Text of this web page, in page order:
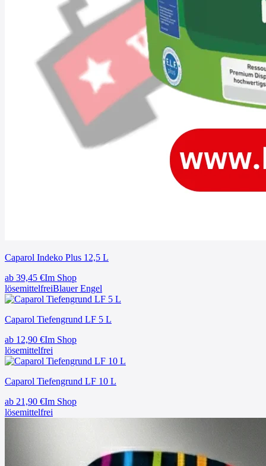
Caparol Indeko Plus 12,5 L
ab 39,45 €Im Shop
lösemittelfreiBlauer Engel
Caparol Tiefengrund LF 5 L
ab 12,90 €Im Shop
lösemittelfrei
Caparol Tiefengrund LF 10 L
ab 21,90 €Im Shop
lösemittelfrei